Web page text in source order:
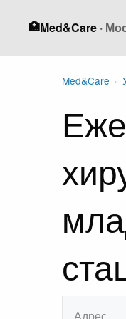
🏥Med&Care ·
Med&Care ›
Адрес